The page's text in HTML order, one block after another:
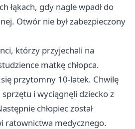
łąkach, gdy nagle wpadł do
Otwór nie był zabezpieczony
którzy przyjechali na
matkę chłopca.
przytomny 10-latek. Chwilę
i wyciągnęli dziecko z
chłopiec został
ratownictwa medycznego.